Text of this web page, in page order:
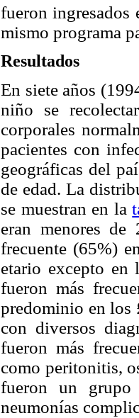
fueron ingresados
mismo programa
Resultados
En siete años
niño se
corporales
pacientes con
geográficas del
de edad. La
se muestran en la
eran menores
frecuente (65%)
etario excepto en
fueron más
predominio en los
con diversos
fueron más
como peritonitis,
fueron un grupo
neumonías